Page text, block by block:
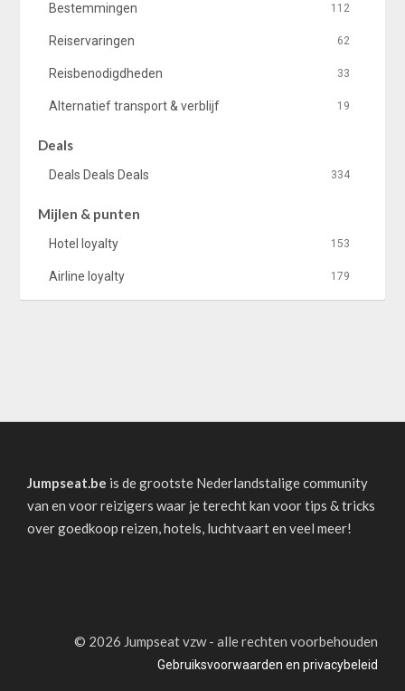
112
Bestemmingen
62
Reiservaringen
33
Reisbenodigdheden
19
Alternatief transport & verblijf
Deals
334
Deals Deals Deals
Mijlen & punten
153
Hotel loyalty
179
Airline loyalty
Jumpseat.be is de grootste Nederlandstalige community
van en voor reizigers waar je terecht kan voor tips & tricks
over goedkoop reizen, hotels, luchtvaart en veel meer!
© 2026 Jumpseat vzw - alle rechten voorbehouden
Gebruiksvoorwaarden en privacybeleid